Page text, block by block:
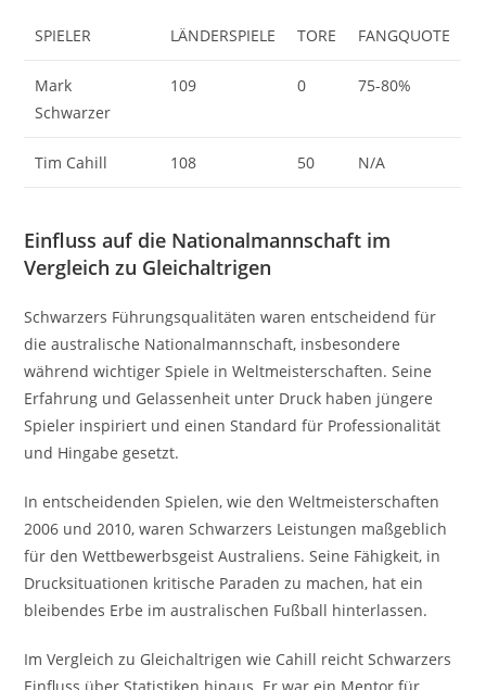
SPIELER LÄNDERSPIELE TORE FANGQUOTE
Mark
Schwarzer
109 0 75-80%
Tim Cahill 108 50 N/A
Einfluss auf die Nationalmannschaft im
Vergleich zu Gleichaltrigen
Schwarzers Führungsqualitäten waren entscheidend für
die australische Nationalmannschaft, insbesondere
während wichtiger Spiele in Weltmeisterschaften. Seine
Erfahrung und Gelassenheit unter Druck haben jüngere
Spieler inspiriert und einen Standard für Professionalität
und Hingabe gesetzt.
In entscheidenden Spielen, wie den Weltmeisterschaften
2006 und 2010, waren Schwarzers Leistungen maßgeblich
für den Wettbewerbsgeist Australiens. Seine Fähigkeit, in
Drucksituationen kritische Paraden zu machen, hat ein
bleibendes Erbe im australischen Fußball hinterlassen.
Im Vergleich zu Gleichaltrigen wie Cahill reicht Schwarzers